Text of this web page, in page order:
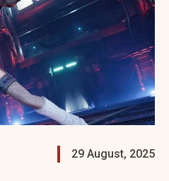
29 August, 2025